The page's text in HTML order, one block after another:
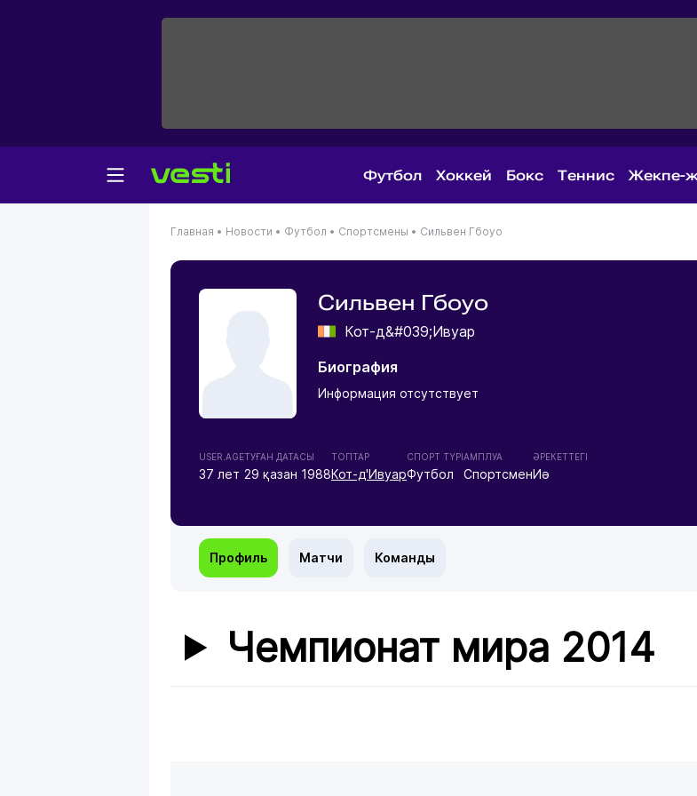
Футбол Хоккей Бокс Теннис Жекпе-
Главная • Новости • Футбол • Спортсмены • Сильвен Гбоуо
Сильвен Гбоуо
Кот-д&#039;Ивуар
Биография
Информация отсутствует
USER.AGE
37 лет
ТУҒАН ДАТАСЫ
29 қазан 1988
ТОПТАР
Кот-д'Ивуар
СПОРТ ТҮРІ
Футбол
АМПЛУА
Спортсмен
ӘРЕКЕТТЕГІ
Иә
Профиль Матчи Команды
Чемпионат мира 2014